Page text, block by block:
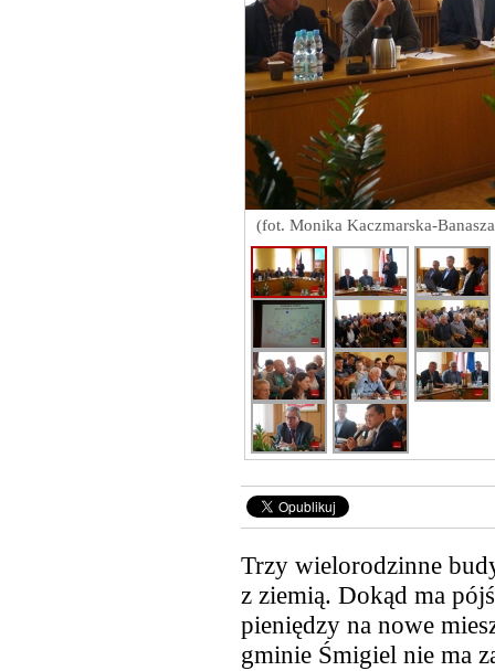
(fot. Monika Kaczmarska-
Trzy wielorodzinne
z ziemią. Dokąd ma
pieniędzy na nowe
gminie Śmigiel nie ma